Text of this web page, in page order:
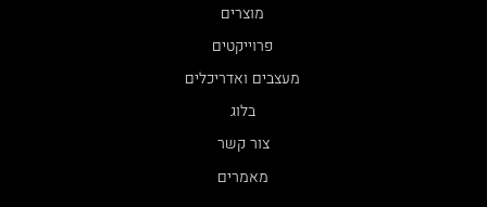
מוצרים
פרוייקטים
מעצבים ואדריכלים
בלוג
צור קשר
מאמרים